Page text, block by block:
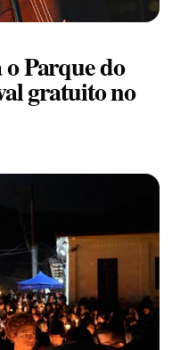
Parque do
gratuito no